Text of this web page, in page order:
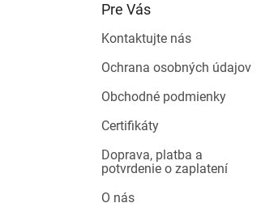
Pre Vás
Kontaktujte nás
Ochrana osobných údajov
Obchodné podmienky
Certifikáty
Doprava, platba a
potvrdenie o zaplatení
O nás